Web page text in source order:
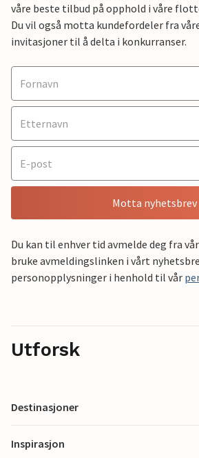
våre beste tilbud på opphold i våre
Du vil også motta kundefordeler fra
invitasjoner til å delta i konkurranser.
Motta nyhetsbrev
Du kan til enhver tid avmelde deg fra
bruke avmeldingslinken i vårt
personopplysninger i henhold til vår
Utforsk
Destinasjoner
Inspirasjon